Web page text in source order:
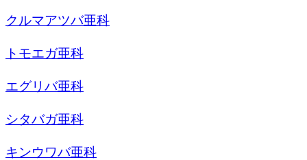
クルマアツバ亜科
トモエガ亜科
エグリバ亜科
シタバガ亜科
キンウワバ亜科